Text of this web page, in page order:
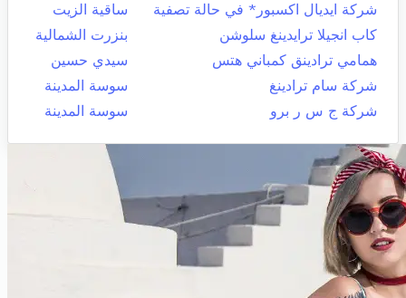
شركة ايديال اكسبور* في حالة تصفية
ساقية الزيت
كاب انجيلا ترايدينغ سلوشن
بنزرت الشمالية
همامي ترادينق كمباني هتس
سيدي حسين
شركة سام ترادينغ
سوسة المدينة
شركة ج س ر برو
سوسة المدينة